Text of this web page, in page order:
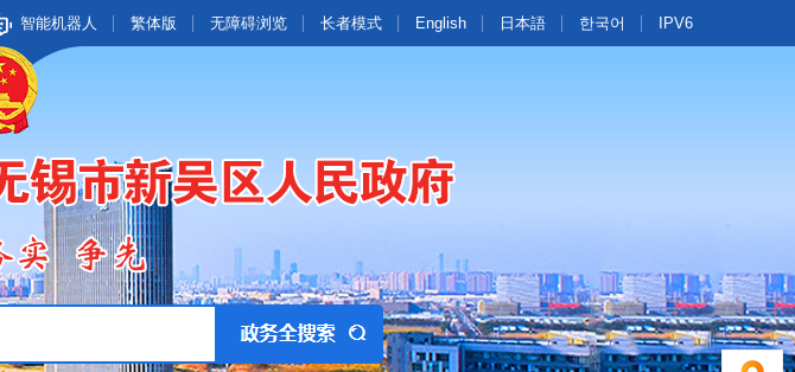
智能机器人 繁体版 无障碍浏览 长者模式 English 日本語 한국어 IPV6